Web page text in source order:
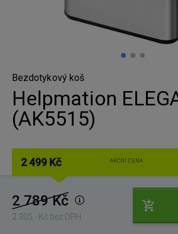
Bezdotykový koš
Helpmation
(AK5515)
2 499 Kč AKČNÍ CENA
2 789 Kč
2 305,- Kč bez DPH